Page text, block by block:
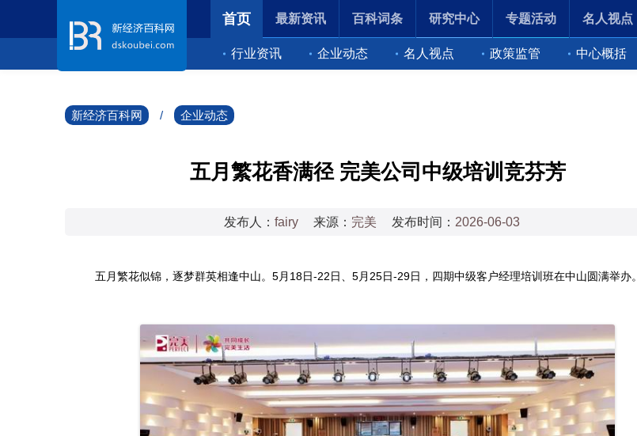
首页
行业资讯 企业动态 名人视点 政策监管 中心概括
最新资讯 百科词条 研究中心 专题活动 名人视点
新经济百科网 / 企业动态
五月繁花香满径 完美公司中级培训竞芬芳
发布人： fairy 来源： 完美 发布时间： 2026-06-03
五月繁花似锦，逐梦群英相逢中山。5月18日-22日、5月25日-29日，四期中级客户经理培训班在中山圆满举办。